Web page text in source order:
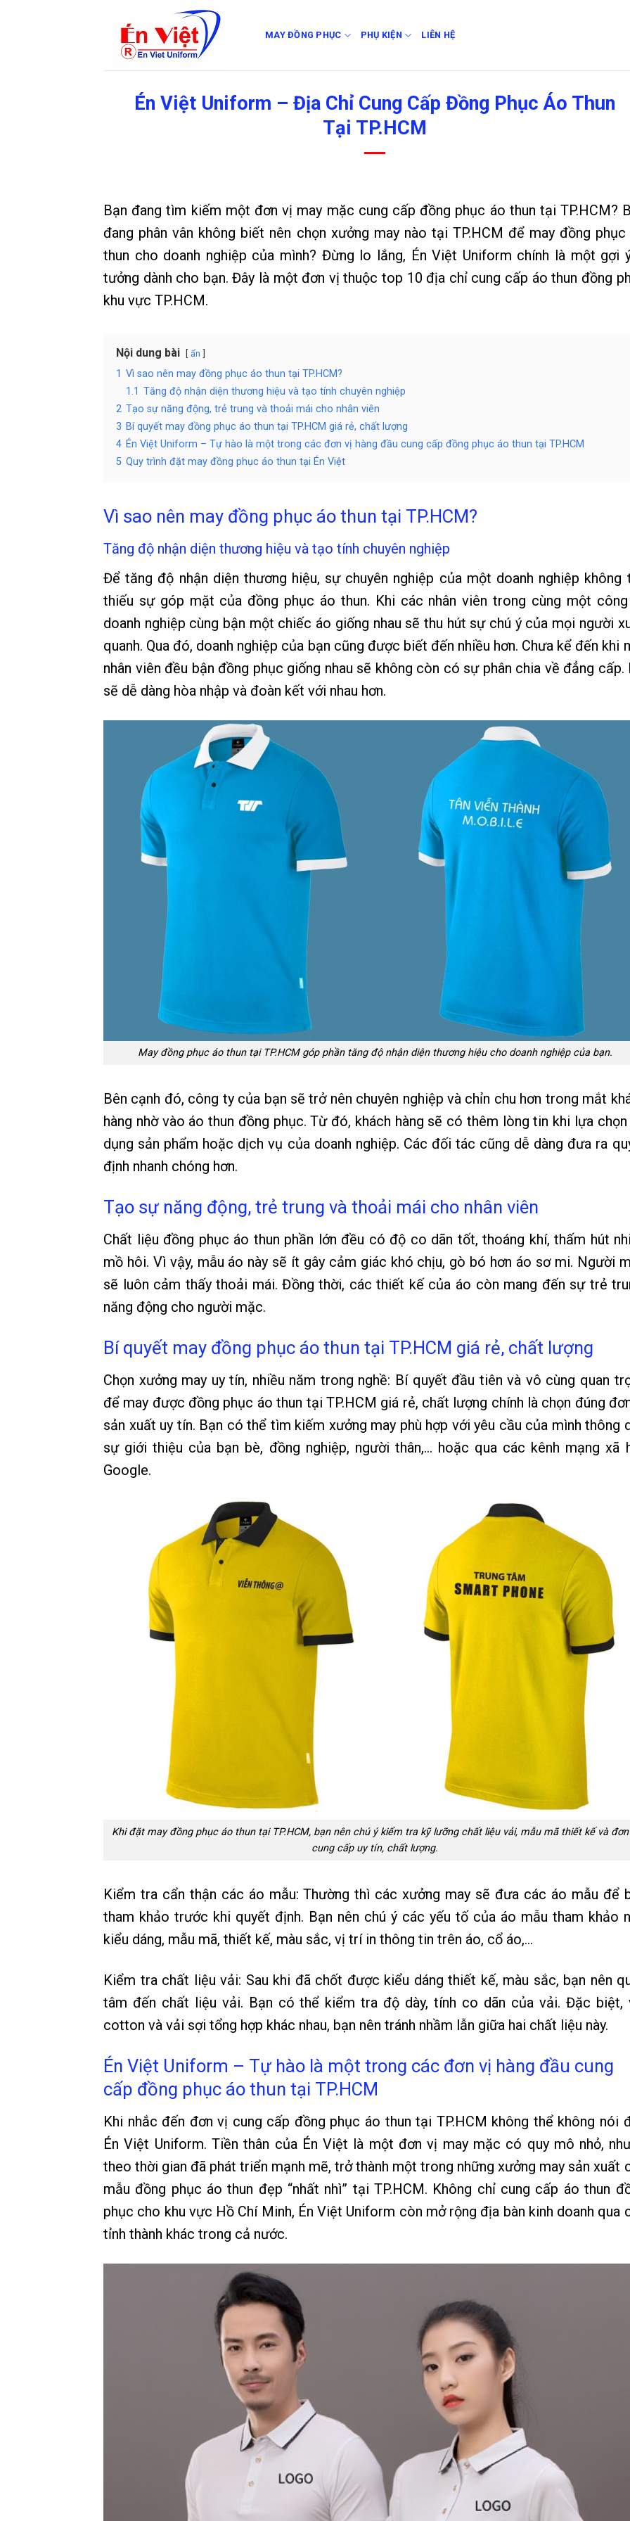
MAY ĐỒNG PHỤC PHỤ KIỆN LIÊN HỆ
Én Việt Uniform – Địa Chỉ Cung Cấp Đồng Phục Áo Thun
Tại TP.HCM
Bạn đang tìm kiếm một đơn vị may mặc cung cấp đồng phục áo thun tại TP.HCM?
đang phân vân không biết nên chọn xưởng may nào tại TP.HCM để may đồng
thun cho doanh nghiệp của mình? Đừng lo lắng, Én Việt Uniform chính là một gợi
tưởng dành cho bạn. Đây là một đơn vị thuộc top 10 địa chỉ cung cấp áo thun đồng
khu vực TP.HCM.
Nội dung bài ẩn
1 Vì sao nên may đồng phục áo thun tại TP.HCM?
1.1 Tăng độ nhận diện thương hiệu và tạo tính chuyên nghiệp
2 Tạo sự năng động, trẻ trung và thoải mái cho nhân viên
3 Bí quyết may đồng phục áo thun tại TP.HCM giá rẻ, chất lượng
4 Én Việt Uniform – Tự hào là một trong các đơn vị hàng đầu cung cấp đồng phục áo thun tại TP.HCM
5 Quy trình đặt may đồng phục áo thun tại Én Việt
Vì sao nên may đồng phục áo thun tại TP.HCM?
Tăng độ nhận diện thương hiệu và tạo tính chuyên nghiệp
Để tăng độ nhận diện thương hiệu, sự chuyên nghiệp của một doanh nghiệp không
thiếu sự góp mặt của đồng phục áo thun. Khi các nhân viên trong cùng một
doanh nghiệp cùng bận một chiếc áo giống nhau sẽ thu hút sự chú ý của mọi người
quanh. Qua đó, doanh nghiệp của bạn cũng được biết đến nhiều hơn. Chưa kể đến khi
nhân viên đều bận đồng phục giống nhau sẽ không còn có sự phân chia về đẳng cấp.
sẽ dễ dàng hòa nhập và đoàn kết với nhau hơn.
May đồng phục áo thun tại TP.HCM góp phần tăng độ nhận diện thương hiệu cho doanh nghiệp của bạn.
Bên cạnh đó, công ty của bạn sẽ trở nên chuyên nghiệp và chỉn chu hơn trong mắt
hàng nhờ vào áo thun đồng phục. Từ đó, khách hàng sẽ có thêm lòng tin khi lựa
dụng sản phẩm hoặc dịch vụ của doanh nghiệp. Các đối tác cũng dễ dàng đưa ra
định nhanh chóng hơn.
Tạo sự năng động, trẻ trung và thoải mái cho nhân viên
Chất liệu đồng phục áo thun phần lớn đều có độ co dãn tốt, thoáng khí, thấm hút
mồ hôi. Vì vậy, mẫu áo này sẽ ít gây cảm giác khó chịu, gò bó hơn áo sơ mi. Người
sẽ luôn cảm thấy thoải mái. Đồng thời, các thiết kế của áo còn mang đến sự trẻ
năng động cho người mặc.
Bí quyết may đồng phục áo thun tại TP.HCM giá rẻ, chất lượng
Chọn xưởng may uy tín, nhiều năm trong nghề: Bí quyết đầu tiên và vô cùng quan
để may được đồng phục áo thun tại TP.HCM giá rẻ, chất lượng chính là chọn đúng
sản xuất uy tín. Bạn có thể tìm kiếm xưởng may phù hợp với yêu cầu của mình thông
sự giới thiệu của bạn bè, đồng nghiệp, người thân,… hoặc qua các kênh mạng xã
Google.
Khi đặt may đồng phục áo thun tại TP.HCM, bạn nên chú ý kiểm tra kỹ lưỡng chất liệu vải, mẫu mã thiết kế và đơn
cung cấp uy tín, chất lượng.
Kiểm tra cẩn thận các áo mẫu: Thường thì các xưởng may sẽ đưa các áo mẫu để
tham khảo trước khi quyết định. Bạn nên chú ý các yếu tố của áo mẫu tham khảo
kiểu dáng, mẫu mã, thiết kế, màu sắc, vị trí in thông tin trên áo, cổ áo,…
Kiểm tra chất liệu vải: Sau khi đã chốt được kiểu dáng thiết kế, màu sắc, bạn nên
tâm đến chất liệu vải. Bạn có thể kiểm tra độ dày, tính co dãn của vải. Đặc biệt,
cotton và vải sợi tổng hợp khác nhau, bạn nên tránh nhầm lẫn giữa hai chất liệu này.
Én Việt Uniform – Tự hào là một trong các đơn vị hàng đầu cung
cấp đồng phục áo thun tại TP.HCM
Khi nhắc đến đơn vị cung cấp đồng phục áo thun tại TP.HCM không thể không nói
Én Việt Uniform. Tiền thân của Én Việt là một đơn vị may mặc có quy mô nhỏ,
theo thời gian đã phát triển mạnh mẽ, trở thành một trong những xưởng may sản xuất
mẫu đồng phục áo thun đẹp “nhất nhì” tại TP.HCM. Không chỉ cung cấp áo thun
phục cho khu vực Hồ Chí Minh, Én Việt Uniform còn mở rộng địa bàn kinh doanh qua
tỉnh thành khác trong cả nước.